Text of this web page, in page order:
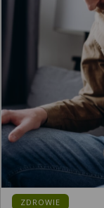
ZDROWIE